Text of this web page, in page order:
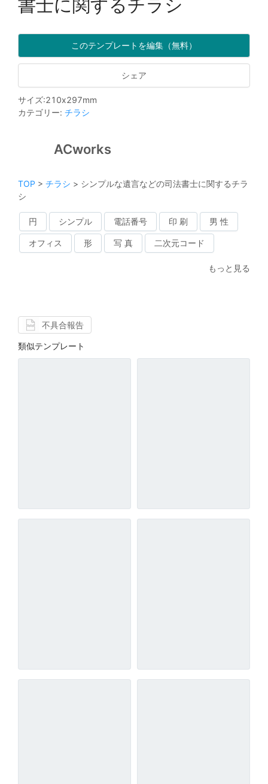
書士に関するチラシ
このテンプレートを編集（無料）
シェア
サイズ:210x297mm
カテゴリー: チラシ
ACworks
TOP > チラシ > シンプルな遺言などの司法書士に関するチラ
シ
円 シンプル 電話番号 印 刷 男 性
オフィス 形 写 真 二次元コード
もっと見る
不具合報告
類似テンプレート